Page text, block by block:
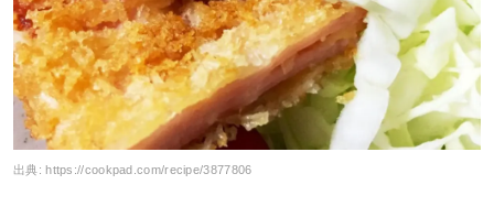
出典: https://cookpad.com/recipe/3877806